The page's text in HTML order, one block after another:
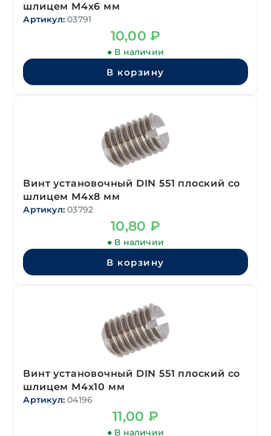
шлицем М4х6 мм
Артикул: 03791
10,00 ₽
● В наличии
В корзину
Винт установочный DIN 551 плоский со
шлицем М4х8 мм
Артикул: 03792
10,80 ₽
● В наличии
В корзину
Винт установочный DIN 551 плоский со
шлицем М4х10 мм
Артикул: 04196
11,00 ₽
● В наличии